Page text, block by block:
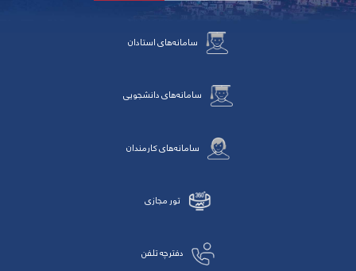
سامانه‌های استادان
سامانه‌های دانشجویی
سامانه‌های کارمندان
تور مجازی
دفترچه تلفن